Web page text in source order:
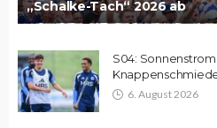
„Schalke-Tach“ 2026 ab
S04:
6. August 2026